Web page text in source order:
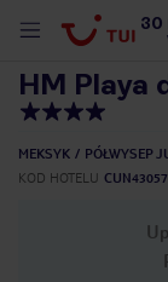
30
HM Playa
MEKSYK PÓŁWYSEP
KOD HOTELU CUN43057